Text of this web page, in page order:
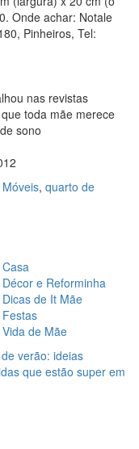
Onde achar: Notale
Pinheiros, Tel:
nas revistas
toda mãe merece
sono
, quarto de
Casa
Décor e Reforminha
Dicas de It Mãe
Festas
Vida de Mãe
verão: ideias
que estão super em